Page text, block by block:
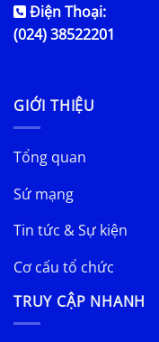
Điện Thoại:
(024) 38522201
GIỚI THIỆU
Tổng quan
Sứ mạng
Tin tức & Sự kiện
Cơ cấu tổ chức
TRUY CẬP NHANH